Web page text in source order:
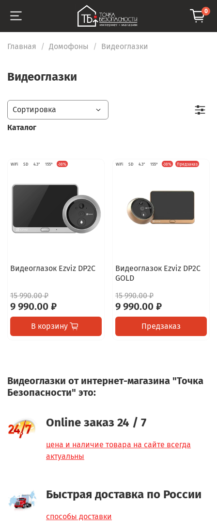
0
Главная Домофоны Видеоглазки
Видеоглазки
WiFi SD 4.3" 155° -38%
Видеоглазок Ezviz DP2C
15 990.00 ₽
9 990.00 ₽
В корзину
WiFi SD 4.3" 155° -38% Предзаказ
Видеоглазок Ezviz DP2C
GOLD
15 990.00 ₽
9 990.00 ₽
Предзаказ
Видеоглазки от интернет-магазина "Точка
Безопасности" это:
Online заказ 24 / 7
цена и наличие товара на сайте всегда
актуальны
Быстрая доставка по России
способы доставки
Каталог